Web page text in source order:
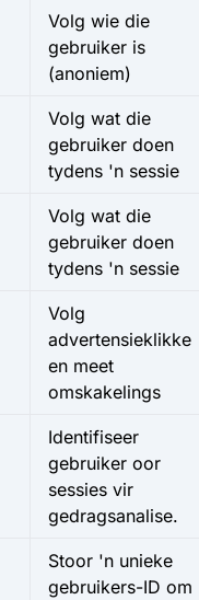
Volg wie die
gebruiker is
(anoniem)
Volg wat die
gebruiker doen
tydens 'n sessie
Volg wat die
gebruiker doen
tydens 'n sessie
Volg
advertensieklikke
en meet
omskakelings
Identifiseer
gebruiker oor
sessies vir
gedragsanalise.
Stoor 'n unieke
gebruikers-ID om